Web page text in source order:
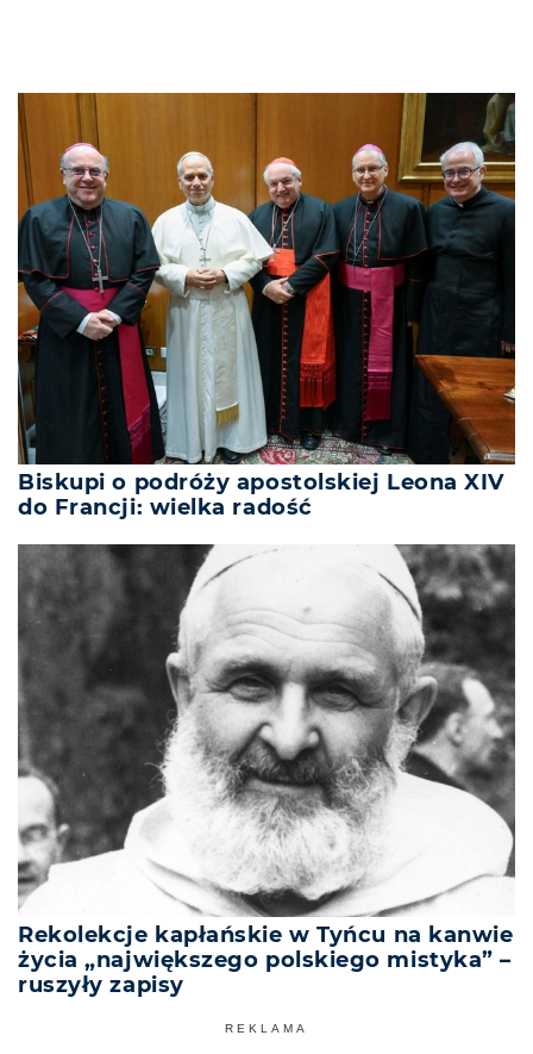
Biskupi o podróży apostolskiej Leona XIV
do Francji: wielka radość
Rekolekcje kapłańskie w Tyńcu na kanwie
życia „największego polskiego mistyka” –
ruszyły zapisy
REKLAMA